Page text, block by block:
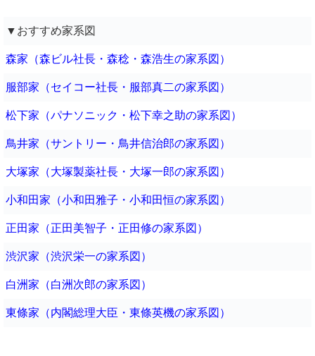
▼おすすめ家系図
森家（森ビル社長・森稔・森浩生の家系図）
服部家（セイコー社長・服部真二の家系図）
松下家（パナソニック・松下幸之助の家系図）
鳥井家（サントリー・鳥井信治郎の家系図）
大塚家（大塚製薬社長・大塚一郎の家系図）
小和田家（小和田雅子・小和田恒の家系図）
正田家（正田美智子・正田修の家系図）
渋沢家（渋沢栄一の家系図）
白洲家（白洲次郎の家系図）
東條家（内閣総理大臣・東條英機の家系図）